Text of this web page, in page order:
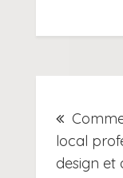
de
local
design et